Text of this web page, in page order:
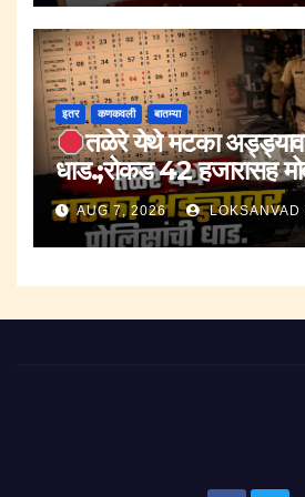
इतर कणकवली बातम्या
तळेरे येथे मटका
धाड.;रोकड 42 हजारासह
AUG 7, 2026 LOKSANVAD